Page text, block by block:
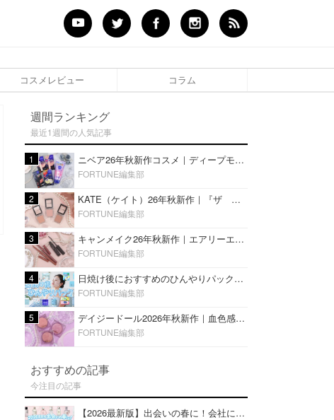
コスメレビュー コラム
週間ランキング
最近1週間の人気記事
1 ニベア26年秋新作コスメ｜ディープモイスチャーリップの美容液タイプや2in1ボディクリームスクラブも
FORTUNE編集部
2 KATE（ケイト）26年秋新作｜『ザ アイカラー』に白みベージュ系淡色カラーが登場！新3色をレビュー
FORTUNE編集部
3 キャンメイク26年秋新作｜エアリーエクステンションライナー＆カールスナイパーマスカラ新色をレビュー
FORTUNE編集部
4 日焼け後におすすめのひんやりパック14選｜暑い夏にぴったりな冷凍／鎮静／うるおいチャージマスクを紹介
FORTUNE編集部
5 デイジードール2026年秋新作｜血色感が可愛い♡『パウダー ブラッシュ ブルーム』新3色をレビュー
FORTUNE編集部
おすすめの記事
今注目の記事
【2026最新版】出会いの春に！会社にもおすすめの好印象な香水14選♡ビジネスの場での香水マナーも